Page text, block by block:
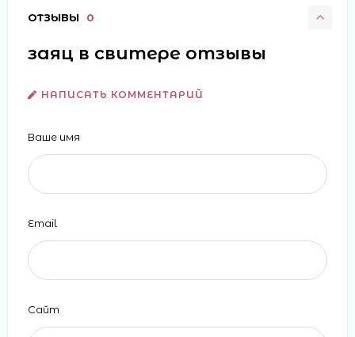
ОТЗЫВЫ 0
заяц в свитере отзывы
НАПИСАТЬ КОММЕНТАРИЙ
Ваше имя
Email
Сайт